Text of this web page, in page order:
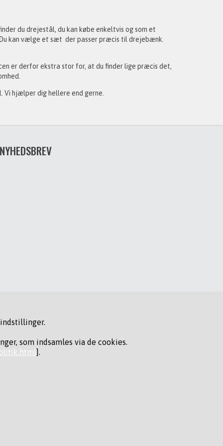
som indsamles via de cookies.
].
du drejestål, du kan købe enkeltvis og som et
kan vælge et sæt der passer præcis til drejebænk.
er derfor ekstra stor for, at du finder lige præcis det,
Vi hjælper dig hellere end gerne.
NYHEDSBREV